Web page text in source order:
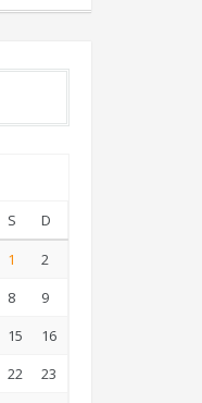
S
D
1
2
8
9
15
16
22
23